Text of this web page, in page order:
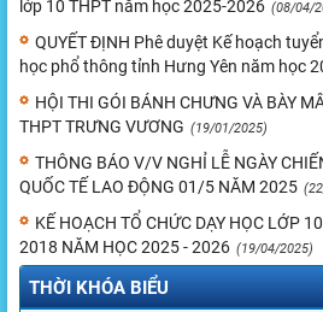
lớp 10 THPT năm học 2025-2026 (08/04/
QUYẾT ĐỊNH Phê duyệt Kế hoạch
học phổ thông tỉnh Hưng Yên năm học
HỘI THI GÓI BÁNH CHƯNG VÀ BÀY
THPT TRƯNG VƯƠNG (19/01/2025)
THÔNG BÁO V/V NGHỈ LỄ NGÀY
QUỐC TẾ LAO ĐỘNG 01/5 NĂM 2025
KẾ HOẠCH TỔ CHỨC DẠY HỌC LỚP
2018 NĂM HỌC 2025 - 2026 (19/04/2025)
THỜI KHÓA BIỂU